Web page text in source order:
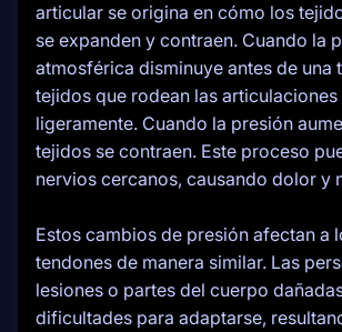
articular se origina en cómo los
se expanden y contraen. Cuando la
atmosférica disminuye antes de una
tejidos que rodean las
ligeramente. Cuando la presión
tejidos se contraen. Este proceso
nervios cercanos, causando dolor y
Estos cambios de presión afectan a
tendones de manera similar. Las
lesiones o partes del cuerpo
dificultades para adaptarse,